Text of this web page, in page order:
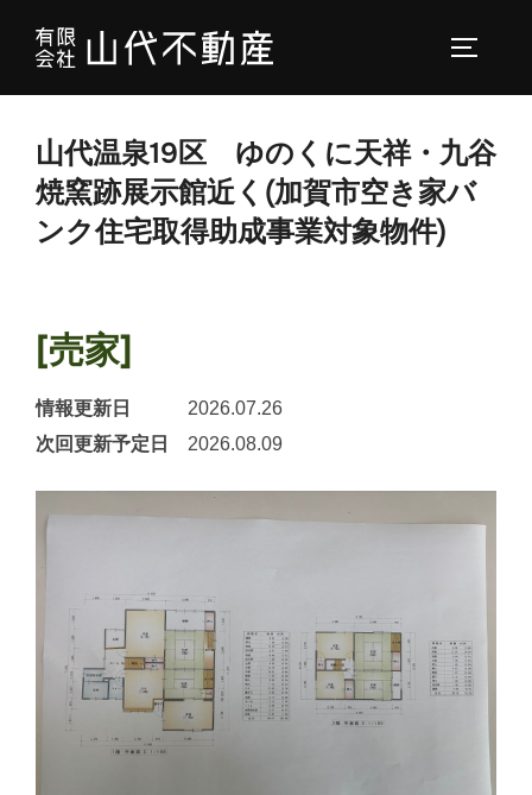
山代温泉19区 ゆのくに天祥・九谷
焼窯跡展示館近く(加賀市空き家バ
ンク住宅取得助成事業対象物件)
[売家]
情報更新日
2026.07.26
次回更新予定日
2026.08.09